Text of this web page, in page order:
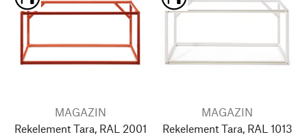
MAGAZIN
Rekelement Tara, RAL 2001
MAGAZIN
Rekelement Tara, RAL 1013